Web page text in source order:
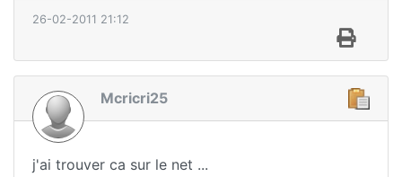
26-02-2011 21:12
Mcricri25
j'ai trouver ca sur le net ...